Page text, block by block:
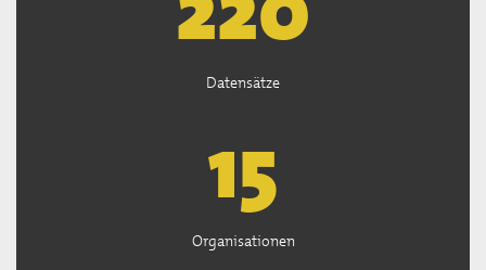
Datensätze
15
Organisationen